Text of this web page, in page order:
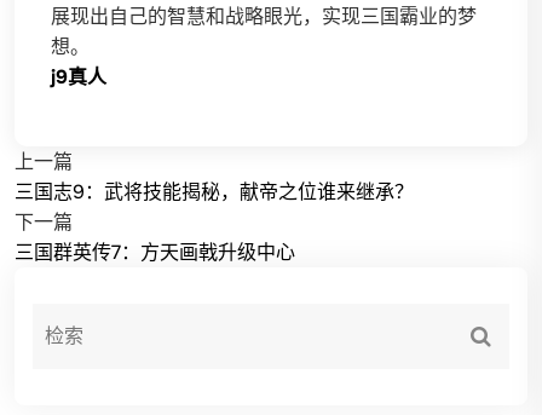
展现出自己的智慧和战略眼光，实现三国霸业的梦
想。
j9真人
上一篇
三国志9：武将技能揭秘，献帝之位谁来继承？
下一篇
三国群英传7：方天画戟升级中心